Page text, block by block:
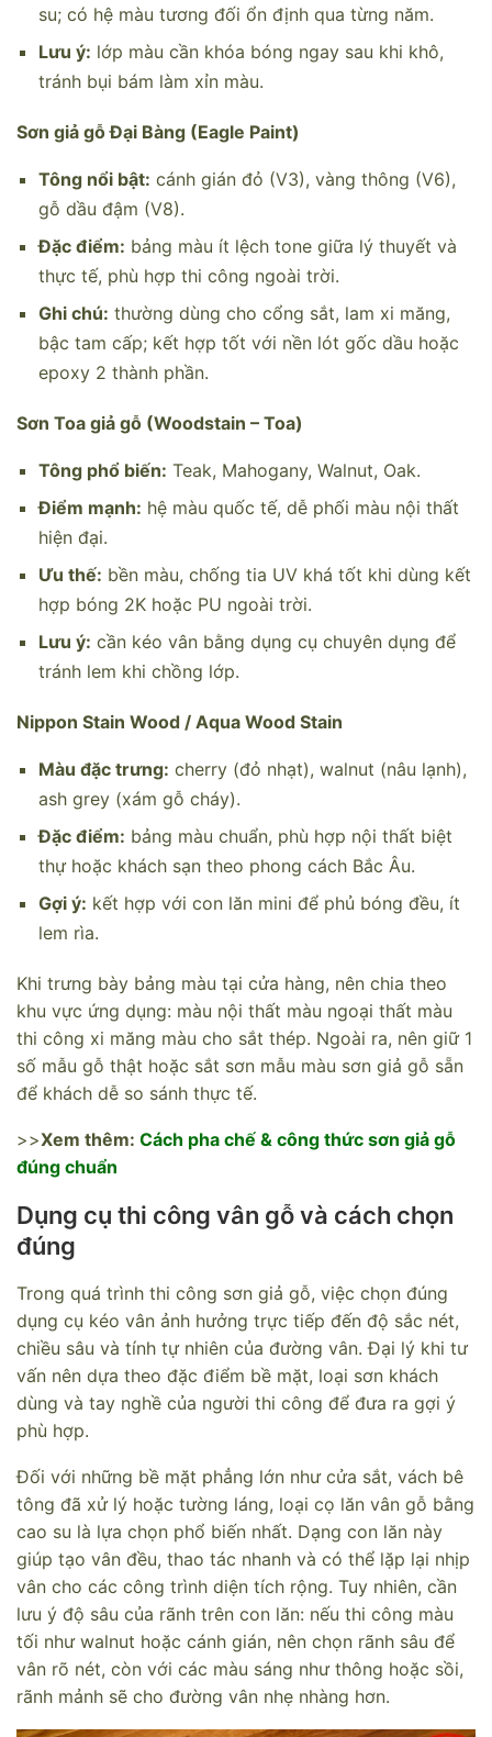
su; có hệ màu tương đối ổn định qua từng năm.
Lưu ý: lớp màu cần khóa bóng ngay sau khi khô,
tránh bụi bám làm xỉn màu.
Sơn giả gỗ Đại Bàng (Eagle Paint)
Tông nổi bật: cánh gián đỏ (V3), vàng thông (V6),
gỗ dầu đậm (V8).
Đặc điểm: bảng màu ít lệch tone giữa lý thuyết và
thực tế, phù hợp thi công ngoài trời.
Ghi chú: thường dùng cho cổng sắt, lam xi măng,
bậc tam cấp; kết hợp tốt với nền lót gốc dầu hoặc
epoxy 2 thành phần.
Sơn Toa giả gỗ (Woodstain – Toa)
Tông phổ biến: Teak, Mahogany, Walnut, Oak.
Điểm mạnh: hệ màu quốc tế, dễ phối màu nội thất
hiện đại.
Ưu thế: bền màu, chống tia UV khá tốt khi dùng kết
hợp bóng 2K hoặc PU ngoài trời.
Lưu ý: cần kéo vân bằng dụng cụ chuyên dụng để
tránh lem khi chồng lớp.
Nippon Stain Wood / Aqua Wood Stain
Màu đặc trưng: cherry (đỏ nhạt), walnut (nâu lạnh),
ash grey (xám gỗ cháy).
Đặc điểm: bảng màu chuẩn, phù hợp nội thất biệt
thự hoặc khách sạn theo phong cách Bắc Âu.
Gợi ý: kết hợp với con lăn mini để phủ bóng đều, ít
lem rìa.
Khi trưng bày bảng màu tại cửa hàng, nên chia theo
khu vực ứng dụng: màu nội thất màu ngoại thất màu
thi công xi măng màu cho sắt thép. Ngoài ra, nên giữ 1
số mẫu gỗ thật hoặc sắt sơn mẫu màu sơn giả gỗ sẵn
để khách dễ so sánh thực tế.
>>Xem thêm: Cách pha chế & công thức sơn giả gỗ
đúng chuẩn
Dụng cụ thi công vân gỗ và cách chọn
đúng
Trong quá trình thi công sơn giả gỗ, việc chọn đúng
dụng cụ kéo vân ảnh hưởng trực tiếp đến độ sắc nét,
chiều sâu và tính tự nhiên của đường vân. Đại lý khi tư
vấn nên dựa theo đặc điểm bề mặt, loại sơn khách
dùng và tay nghề của người thi công để đưa ra gợi ý
phù hợp.
Đối với những bề mặt phẳng lớn như cửa sắt, vách bê
tông đã xử lý hoặc tường láng, loại cọ lăn vân gỗ bằng
cao su là lựa chọn phổ biến nhất. Dạng con lăn này
giúp tạo vân đều, thao tác nhanh và có thể lặp lại nhịp
vân cho các công trình diện tích rộng. Tuy nhiên, cần
lưu ý độ sâu của rãnh trên con lăn: nếu thi công màu
tối như walnut hoặc cánh gián, nên chọn rãnh sâu để
vân rõ nét, còn với các màu sáng như thông hoặc sồi,
rãnh mảnh sẽ cho đường vân nhẹ nhàng hơn.